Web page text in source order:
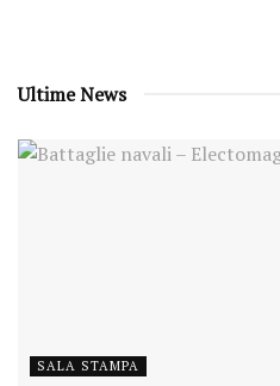
Ultime News
SALA STAMPA